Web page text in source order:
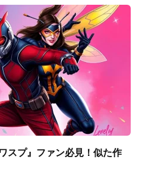
スプ』ファン必見！似た作